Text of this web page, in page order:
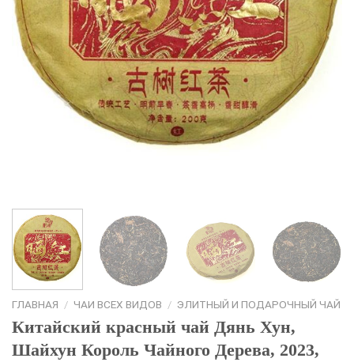
ГЛАВНАЯ / ЧАИ ВСЕХ ВИДОВ / ЭЛИТНЫЙ И ПОДАРОЧНЫЙ ЧАЙ
Китайский красный чай Дянь Хун,
Шайхун Король Чайного Дерева, 2023,